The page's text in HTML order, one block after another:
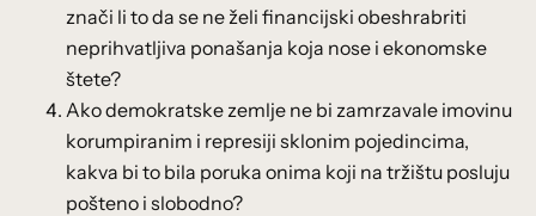
znači li to da se ne želi financijski obeshrabriti
neprihvatljiva ponašanja koja nose i ekonomske
štete?
Ako demokratske zemlje ne bi zamrzavale imovinu
korumpiranim i represiji sklonim pojedincima,
kakva bi to bila poruka onima koji na tržištu posluju
pošteno i slobodno?